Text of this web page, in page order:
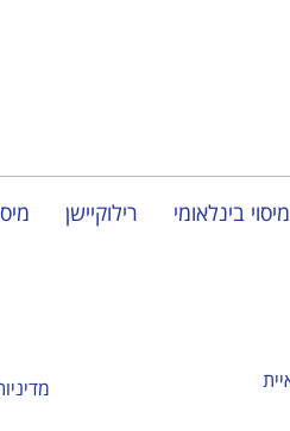
מיסוי בינלאומי רילוקיישן